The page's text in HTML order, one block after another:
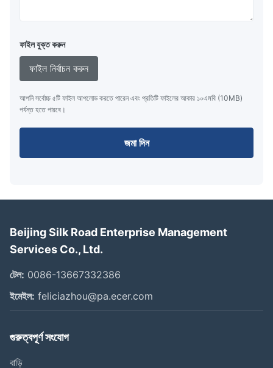
ফাইল যুক্ত করুন
ফাইল নির্বাচন করুন
আপনি সর্বোচ্চ ৫টি ফাইল আপলোড করতে পারেন এবং প্রতিটি ফাইলের আকার ১০এমবি (10MB)
পর্যন্ত হতে পারবে।
জমা দিন
Beijing Silk Road Enterprise Management
Services Co., Ltd.
টেল: 0086-13667332386
ইমেইল: feliciazhou@pa.ecer.com
গুরুত্বপূর্ণ সংযোগ
বাড়ি